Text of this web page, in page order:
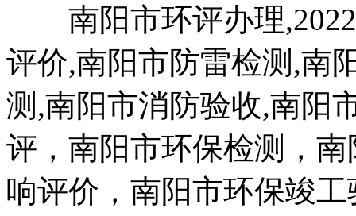
南阳市环评办理,2022
评价,南阳市防雷检测,南
测,南阳市消防验收,南阳
评，南阳市环保检测，
响评价，南阳市环保竣